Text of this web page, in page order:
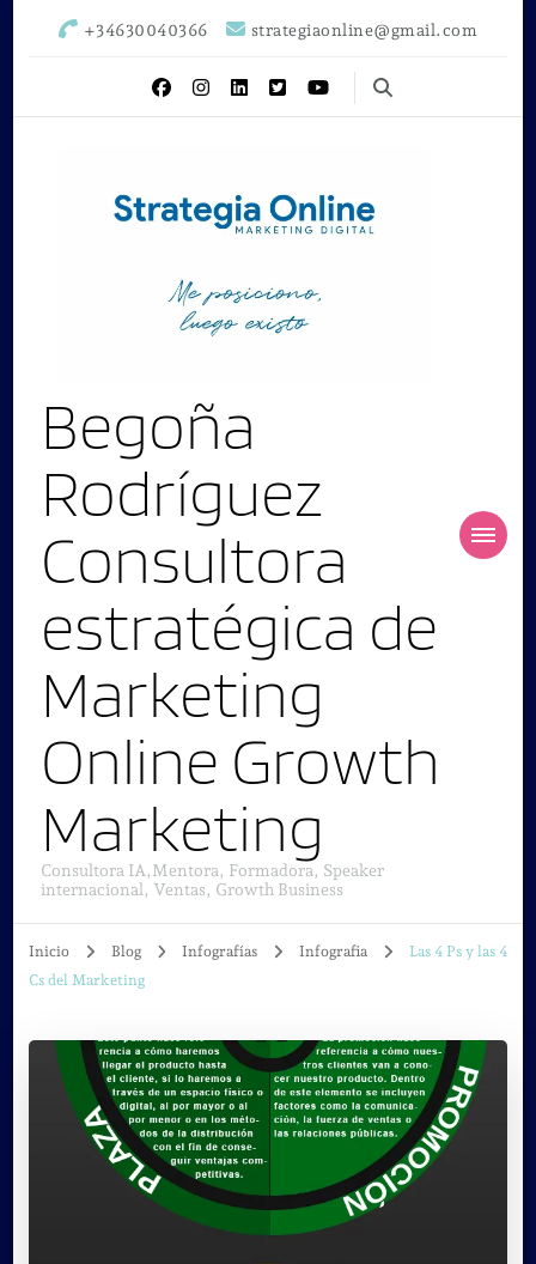
+34630040366 strategiaonline@gmail.com
Begoña
Rodríguez
Consultora
estratégica de
Marketing
Online Growth
Marketing
Consultora IA,Mentora, Formadora, Speaker
internacional, Ventas, Growth Business
Inicio Blog Infografías Infografia
Las 4 Ps y las 4
Cs del Marketing